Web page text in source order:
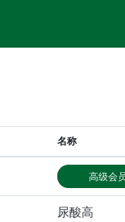
名称
高级会
尿酸高